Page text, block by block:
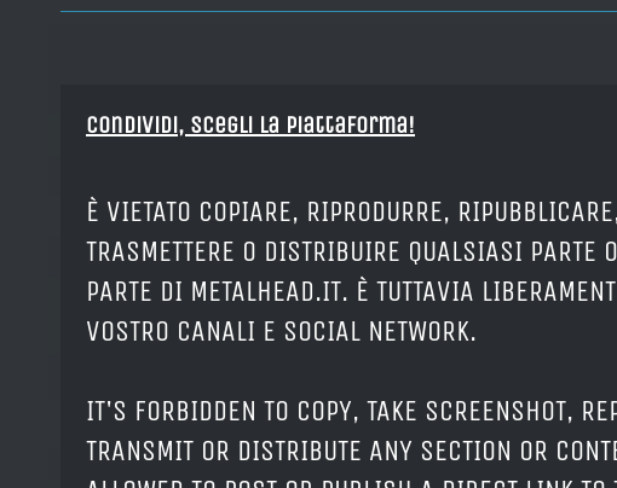
Condividi, Scegli la piattaforma!
È VIETATO COPIARE, RIPRODURRE,
TRASMETTERE O DISTRIBUIRE QUALSIASI PARTE
PARTE DI METALHEAD.IT. È TUTTAVIA
VOSTRO CANALI E SOCIAL NETWORK.
IT'S FORBIDDEN TO COPY, TAKE SCREENSHOT,
TRANSMIT OR DISTRIBUTE ANY SECTION OR